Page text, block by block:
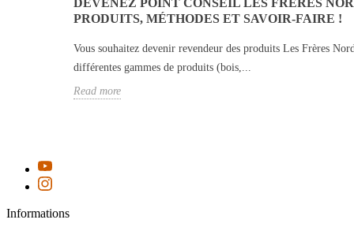
DEVENEZ POINT CONSEIL LES FRÈRES
PRODUITS, MÉTHODES ET SAVOIR-FAIRE !
Vous souhaitez devenir revendeur des produits Les Frères
différentes gammes de produits (bois,...
Read more
Informations